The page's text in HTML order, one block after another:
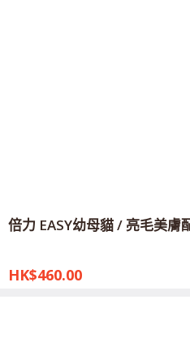
倍力 EASY幼母貓 / 亮毛美膚
HK$460.00